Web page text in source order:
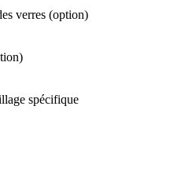
verres (option)
spécifique